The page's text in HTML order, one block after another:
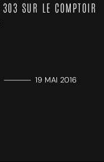
SUR LE COMPTOIR
————— 19 MAI 2016